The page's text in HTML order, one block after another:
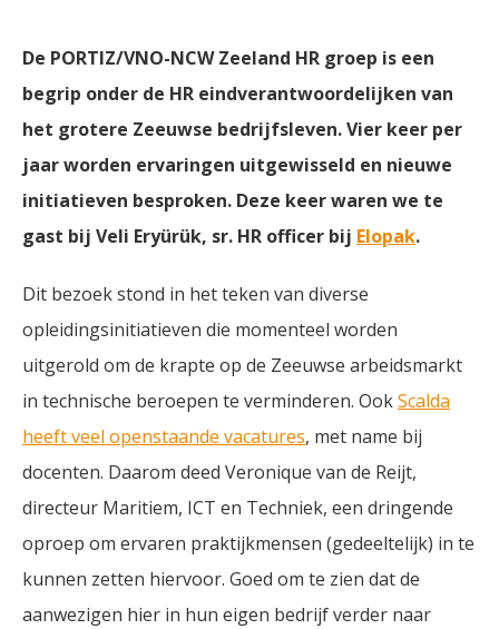
De PORTIZ/VNO-NCW Zeeland HR groep is een
begrip onder de HR eindverantwoordelijken van
het grotere Zeeuwse bedrijfsleven. Vier keer per
jaar worden ervaringen uitgewisseld en nieuwe
initiatieven besproken. Deze keer waren we te
gast bij Veli Eryürük, sr. HR officer bij Elopak.
Dit bezoek stond in het teken van diverse
opleidingsinitiatieven die momenteel worden
uitgerold om de krapte op de Zeeuwse arbeidsmarkt
in technische beroepen te verminderen. OokScalda
heeft veel openstaande vacatures, met name bij
docenten. Daarom deed Veronique van de Reijt,
directeur Maritiem, ICT en Techniek, een dringende
oproep om ervaren praktijkmensen (gedeeltelijk) in te
kunnen zetten hiervoor. Goed om te zien dat de
aanwezigen hier in hun eigen bedrijf verder naar